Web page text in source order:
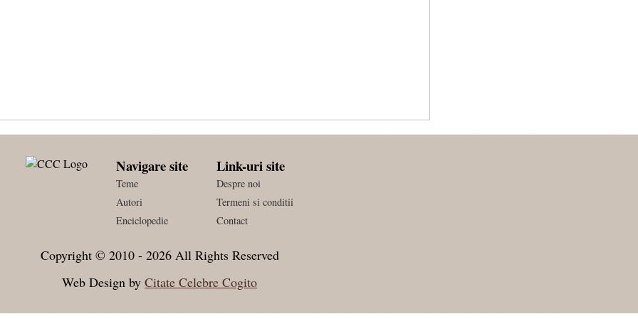
Navigare site
Teme
Autori
Enciclopedie
Link-uri site
Despre noi
Termeni si conditii
Contact
Copyright © 2010 - 2026 All Rights Reserved
Web Design by Citate Celebre Cogito